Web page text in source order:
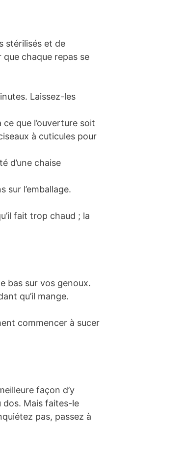
stérilisés et de
chaque repas se
Laissez-les
que l’ouverture soit
à cuticules pour
d’une chaise
l’emballage.
fait trop chaud ; la
bas sur vos genoux.
qu’il mange.
commencer à sucer
façon d’y
dos. Mais faites-le
pas, passez à